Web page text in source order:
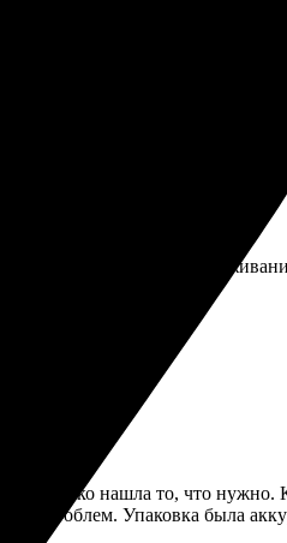
был в восторге!
легко нашла то, что нужно.
без проблем. Упаковка была